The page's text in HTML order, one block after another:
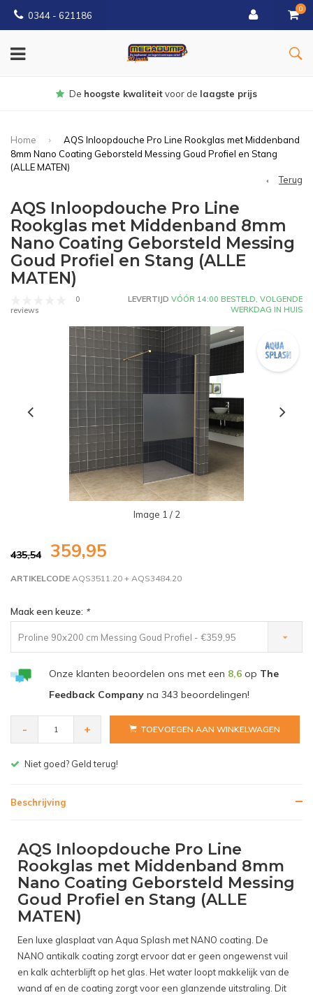
0344 - 621186
0
Gratisbezorgd vanaf € 150
Home
AQS Inloopdouche Pro Line Rookglas met Middenband
8mm Nano Coating Geborsteld Messing Goud Profiel en Stang
(ALLE MATEN)
Terug
AQS Inloopdouche Pro Line
Rookglas met Middenband 8mm
Nano Coating Geborsteld Messing
Goud Profiel en Stang (ALLE
MATEN)
0
reviews
LEVERTIJD VÓÓR 14:00 BESTELD, VOLGENDE
WERKDAG IN HUIS
Image 1 / 2
435,54 359,95
ARTIKELCODE AQS3511.20 + AQS3484.20
Maak een keuze: *
Proline 90x200 cm Messing Goud Profiel - €359,95
Onze klanten beoordelen ons met een 8,6op The
Feedback Companyna 343 beoordelingen!
- + TOEVOEGEN AAN WINKELWAGEN
Gratis bezorgen v.a. € 150,- (NL)
Beschrijving
AQS Inloopdouche Pro Line
Rookglas met Middenband 8mm
Nano Coating Geborsteld Messing
Goud Profiel en Stang (ALLE
MATEN)
Een luxe glasplaat van Aqua Splash met NANO coating. De
NANO antikalk coating zorgt ervoor dat er geen ongewenst vuil
en kalk achterblijft op het glas. Het water loopt makkelijk van de
wand af en de coating zorgt voor een glanzende uitstraling. Dit